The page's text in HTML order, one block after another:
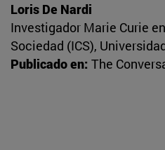
Loris De Nardi
Investigador Marie Curie
Sociedad (ICS),
Publicado en: The